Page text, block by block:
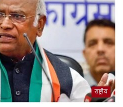
राष्ट्रीय